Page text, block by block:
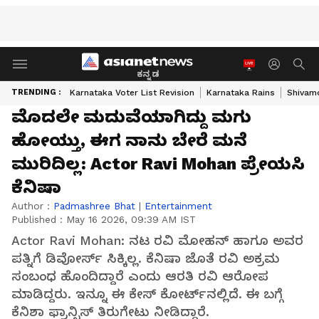
ಕನ್ನಡ
TRENDING : Karnataka Voter List Revision Karnataka Rains
ಮೊದಲೇ ಮದುವೆಯಾಗಿದ್ದು ಮಗು
ಹೋಯ್ತು, ಈಗ ನಾನು ಬೇರೆ ಮನೆ
ಮುರಿದಿಲ್ಲ: Actor Ravi Mohan ಪ್ರೇಯಸಿ
ಕೆನಿಷಾ
Author : Padmashree Bhat | Entertainment
Published : May 16 2026, 09:39 AM IST
Actor Ravi Mohan: ನಟ ರವಿ ಮೋಹನ್ ಹಾಗೂ ಅವರ
ಪತ್ನಿಗೆ ಡಿವೋರ್ಸ್‌ ಸಿಕ್ಕಿಲ್ಲ. ಕೆನಿಷಾ ಜೊತೆ ರವಿ ಅಕ್ರಮ
ಸಂಬಂಧ ಹೊಂದಿದ್ದಾರೆ ಎಂದು ಆರತಿ ರವಿ ಆರೋಪ
ಮಾಡಿದ್ದರು. ಇನ್ನೂ ಈ ಕೇಸ್‌ ಕೋರ್ಟ್‌ನಲ್ಲಿದೆ. ಈ ಬಗ್ಗೆ
ಕೆನಿಶಾ ಫ್ರಾನ್ಸಿಸ್ ತಿರುಗೇಟು ನೀಡಿದ್ದಾರೆ.